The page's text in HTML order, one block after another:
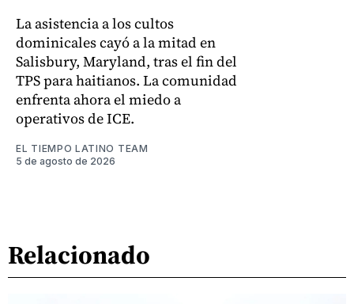
La asistencia a los cultos
dominicales cayó a la mitad en
Salisbury, Maryland, tras el fin del
TPS para haitianos. La comunidad
enfrenta ahora el miedo a
operativos de ICE.
EL TIEMPO LATINO TEAM
5 de agosto de 2026
Relacionado